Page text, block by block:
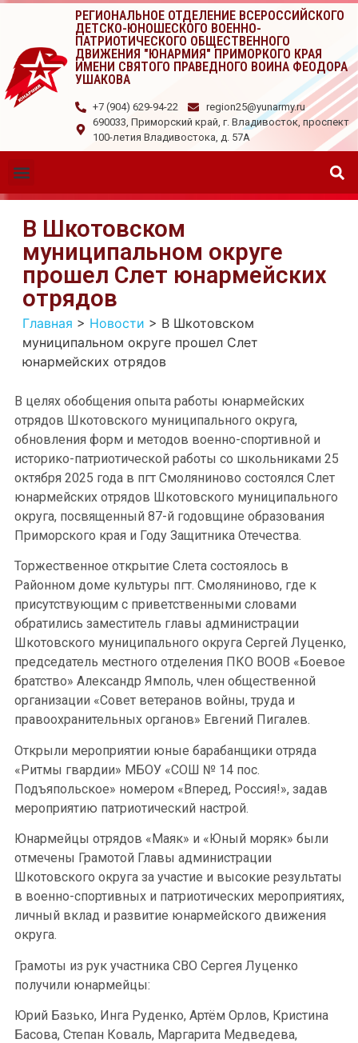
РЕГИОНАЛЬНОЕ ОТДЕЛЕНИЕ ВСЕРОССИЙСКОГО
ДЕТСКО-ЮНОШЕСКОГО ВОЕННО-
ПАТРИОТИЧЕСКОГО ОБЩЕСТВЕННОГО
ДВИЖЕНИЯ "ЮНАРМИЯ" ПРИМОРКОГО КРАЯ
ИМЕНИ СВЯТОГО ПРАВЕДНОГО ВОИНА ФЕОДОРА
УШАКОВА
+7 (904) 629-94-22
region25@yunarmy.ru
690033, Приморский край, г. Владивосток, проспект
100-летия Владивостока, д. 57А
В Шкотовском
муниципальном округе
прошел Слет юнармейских
отрядов
Главная > Новости > В Шкотовском
муниципальном округе прошел Слет
юнармейских отрядов
В целях обобщения опыта работы юнармейских
отрядов Шкотовского муниципального округа,
обновления форм и методов военно-спортивной и
историко-патриотической работы со школьниками 25
октября 2025 года в пгт Смоляниново состоялся Слет
юнармейских отрядов Шкотовского муниципального
округа, посвященный 87-й годовщине образования
Приморского края и Году Защитника Отечества.
Торжественное открытие Слета состоялось в
Районном доме культуры пгт. Смоляниново, где к
присутствующим с приветственными словами
обратились заместитель главы администрации
Шкотовского муниципального округа Сергей Луценко,
председатель местного отделения ПКО ВООВ «Боевое
братство» Александр Ямполь, член общественной
организации «Совет ветеранов войны, труда и
правоохранительных органов» Евгений Пигалев.
Открыли мероприятии юные барабанщики отряда
«Ритмы гвардии» МБОУ «СОШ № 14 пос.
Подъяпольское» номером «Вперед, Россия!», задав
мероприятию патриотический настрой.
Юнармейцы отрядов «Маяк» и «Юный моряк» были
отмечены Грамотой Главы администрации
Шкотовского округа за участие и высокие результаты
в военно-спортивных и патриотических мероприятиях,
личный вклад и развитие юнармейского движения
округа.
Грамоты из рук участника СВО Сергея Луценко
получили юнармейцы:
Юрий Базько, Инга Руденко, Артём Орлов, Кристина
Басова, Степан Коваль, Маргарита Медведева,